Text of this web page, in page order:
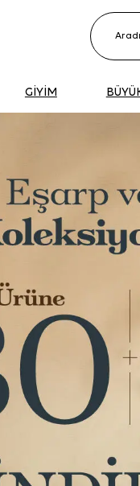
GİYİM